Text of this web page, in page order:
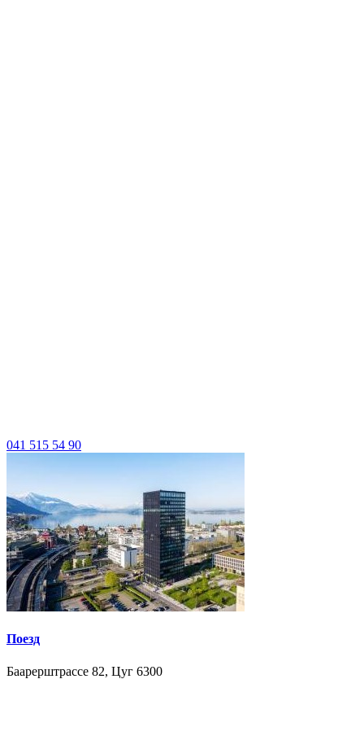
041 515 54 90
Поезд
Баарерштрассе 82, Цуг 6300